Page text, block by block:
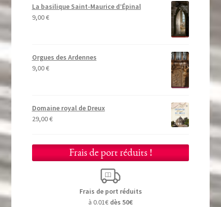
La basilique Saint-Maurice d’Épinal
9,00€
Orgues des Ardennes
9,00€
Domaine royal de Dreux
29,00€
Frais de port réduits !
Frais de port réduits
à 0.01€ dès 50€